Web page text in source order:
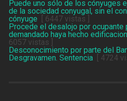
Puede uno sólo de los cónyuges
de la sociedad conyugal, sin el
cónyuge [ 6447 vistas ]
Procede el desalojo por ocupante
demandado haya hecho
6057 vistas ]
Desconocimiento por parte del
Desgravamen. Sentencia[ 4724